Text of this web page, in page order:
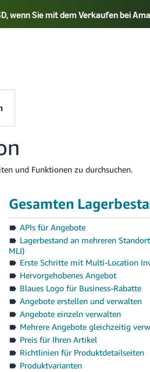
wenn Sie mit dem Verkaufen bei
Sie Ihre bevorzugte
und Funktionen zu durchsuchen.
Gesamten
APIs für Angebote
Lagerbestand an mehreren
MLI)
Erste Schritte mit Multi-Location
Hervorgehobenes Angebot
Blaues Logo für Business-Rabatte
Angebote erstellen und verwalten
Angebote einzeln verwalten
Mehrere Angebote gleichzeitig
Preis für Ihren Artikel
Richtlinien für Produktdetailseiten
Produktvarianten